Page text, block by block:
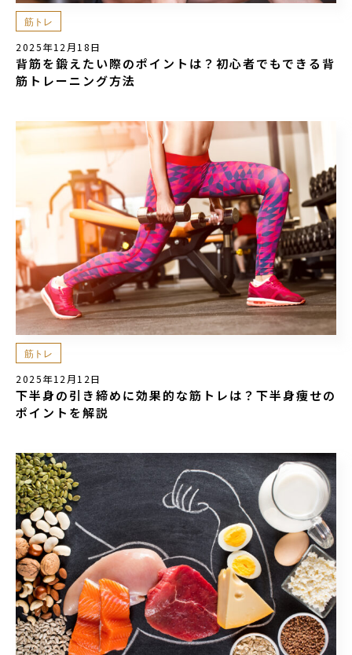
筋トレ
2025年12月18日
背筋を鍛えたい際のポイントは？初心者でもできる背
筋トレーニング方法
筋トレ
2025年12月12日
下半身の引き締めに効果的な筋トレは？下半身痩せの
ポイントを解説